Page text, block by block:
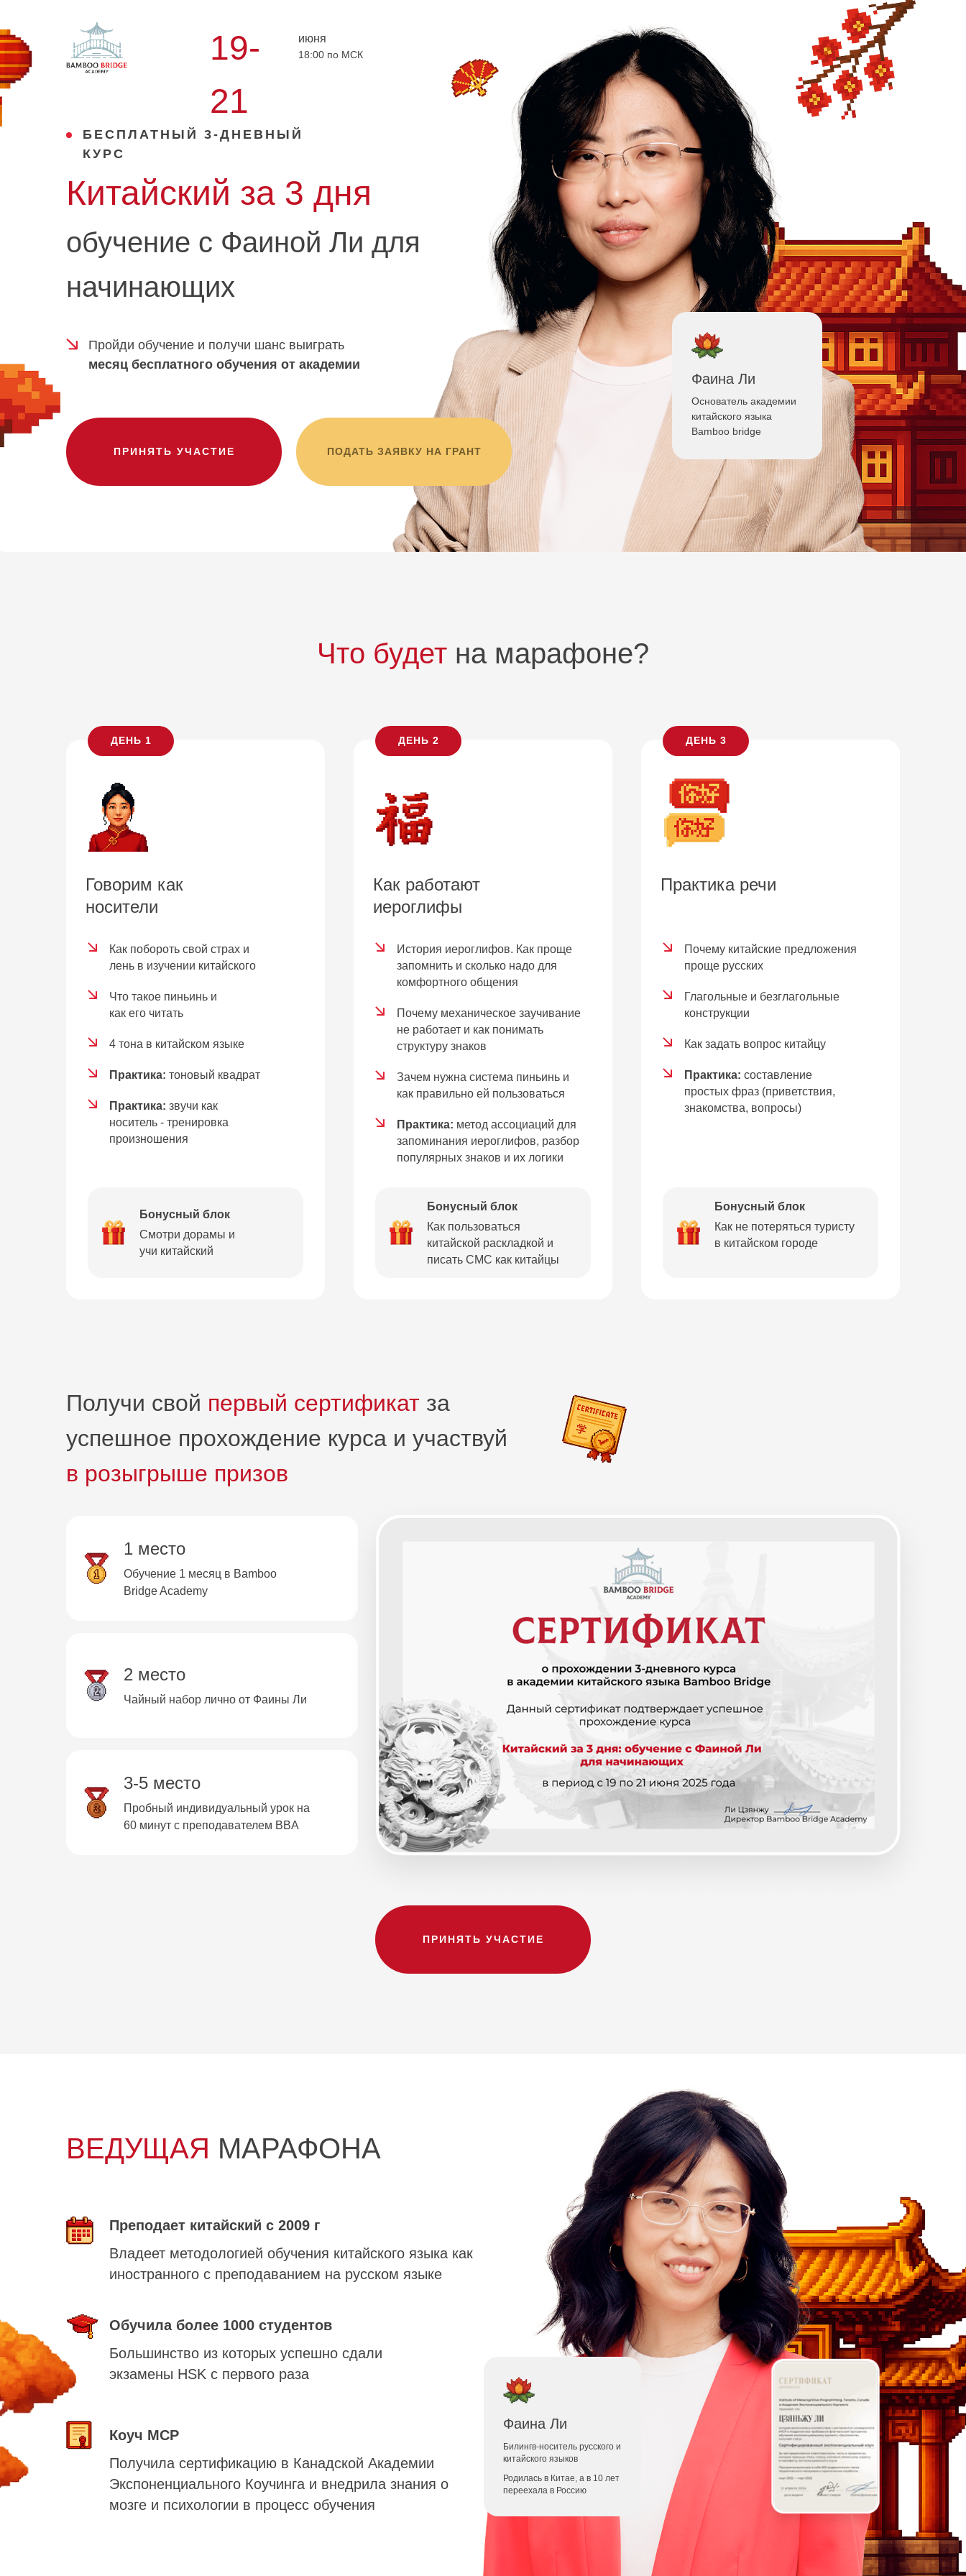
Китайский за 3 дня
19-
21
18:00 по МСК
июня
обучение с Фаиной Ли для
начинающих
Пройди обучение и получи шанс выиграть
месяц бесплатного обучения от академии
ПОДАТЬ ЗАЯВКУ НА ГРАНТ
ПРИНЯТЬ УЧАСТИЕ
БЕСПЛАТНЫЙ 3-ДНЕВНЫЙ
КУРС
Фаина Ли
Основатель академии
китайского языка
Bamboo bridge
Что будет на марафоне?
ДЕНЬ 1
Как побороть свой страх и
лень в изучении китайского
Что такое пиньинь и
как его читать
4 тона в китайском языке
Практика: тоновый квадрат
Практика: звучи как
носитель - тренировка
произношения
Бонусный блок
Смотри дорамы и
учи китайский
Говорим как
носители
ДЕНЬ 2
История иероглифов. Как проще
запомнить и сколько надо для
комфортного общения
Почему механическое заучивание
не работает и как понимать
структуру знаков
Зачем нужна система пиньинь и
как правильно ей пользоваться
Практика: метод ассоциаций для
запоминания иероглифов, разбор
популярных знаков и их логики
Бонусный блок
Как пользоваться
китайской раскладкой и
писать СМС как китайцы
Как работают
иероглифы
ДЕНЬ 3
Почему китайские предложения
проще русских
Глагольные и безглагольные
конструкции
Как задать вопрос китайцу
Практика: составление
простых фраз (приветствия,
знакомства, вопросы)
Бонусный блок
Как не потеряться туристу
в китайском городе
Практика речи
Получи свой первый сертификат за
успешное прохождение курса и участвуй
в розыгрыше призов
Обучение 1 месяц в Bamboo
Bridge Academy
1 место
Чайный набор лично от Фаины Ли
2 место
Пробный индивидуальный урок на
60 минут с преподавателем BBA
3-5 место
ПРИНЯТЬ УЧАСТИЕ
ВЕДУЩАЯ МАРАФОНА
Преподает китайский с 2009 г
Владеет методологией обучения китайского языка как
иностранного с преподаванием на русском языке
Большинство из которых успешно сдали
экзамены HSK с первого раза
Обучила более 1000 студентов
Коуч MCP
Получила сертификацию в Канадской Академии
Экспоненциального Коучинга и внедрила знания о
мозге и психологии в процесс обучения
Фаина Ли
Билингв-носитель русского и
китайского языков
Родилась в Китае, а в 10 лет
переехала в Россию